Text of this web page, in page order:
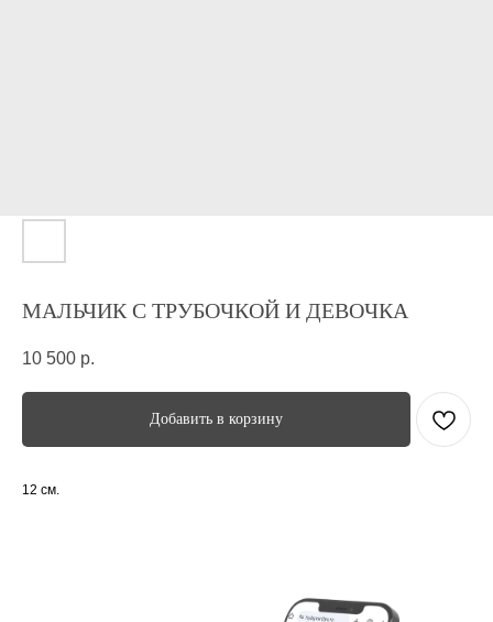
МАЛЬЧИК С ТРУБОЧКОЙ И ДЕВОЧКА
10 500 р.
Добавить в корзину
12 см.